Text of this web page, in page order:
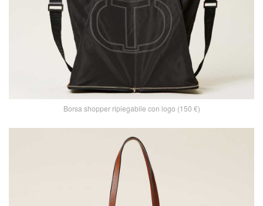
Borsa shopper ripiegabile con logo (150 €)